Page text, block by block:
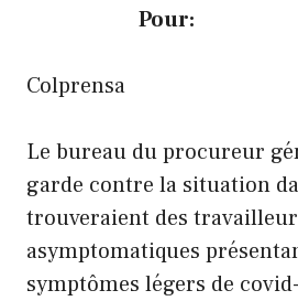
Pour:
Colprensa
Le bureau du procureur
garde contre la situation
trouveraient des
asymptomatiques
symptômes légers de